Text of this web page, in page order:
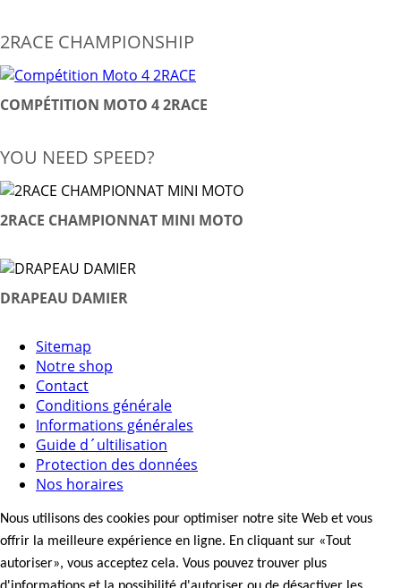
2RACE CHAMPIONSHIP
COMPÉTITION MOTO 4 2RACE
YOU NEED SPEED?
2RACE CHAMPIONNAT MINI MOTO
DRAPEAU DAMIER
Sitemap
Notre shop
Contact
Conditions générale
Informations générales
Guide d´ultilisation
Protection des données
Nos horaires
Nous utilisons des cookies pour optimiser notre site Web et vous
offrir la meilleure expérience en ligne. En cliquant sur «Tout
autoriser», vous acceptez cela. Vous pouvez trouver plus